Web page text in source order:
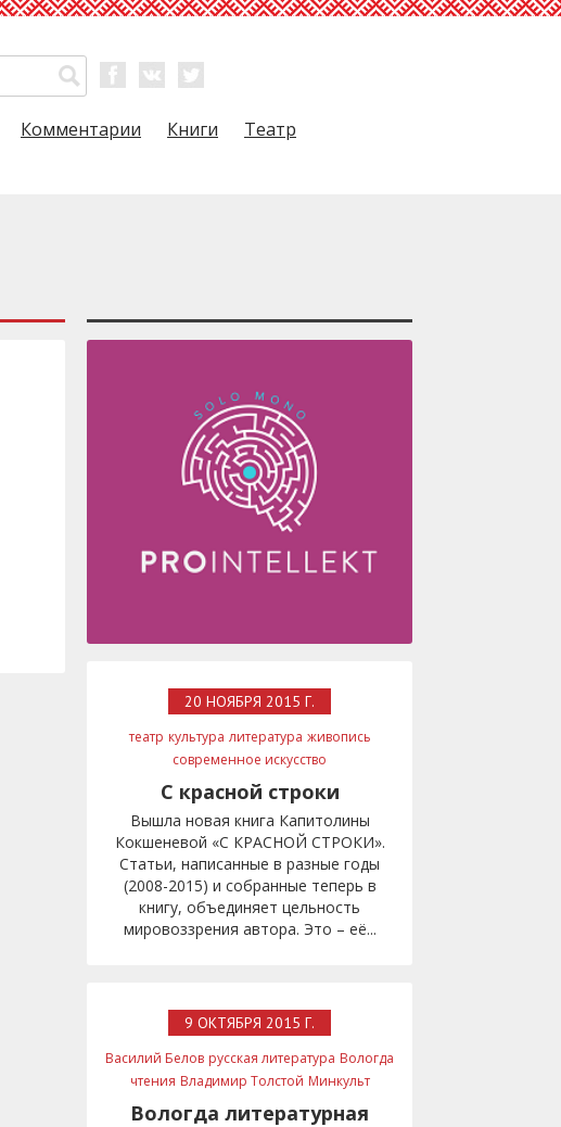
Комментарии Книги Театр
20 НОЯБРЯ 2015 Г.
театр культура литература живопись
современное искусство
С красной строки
Вышла новая книга Капитолины
Кокшеневой «С КРАСНОЙ СТРОКИ».
Статьи, написанные в разные годы
(2008-2015) и собранные теперь в
книгу, объединяет цельность
мировоззрения автора. Это – её...
9 ОКТЯБРЯ 2015 Г.
Василий Белов русская литература Вологда
чтения Владимир Толстой Минкульт
Вологда литературная